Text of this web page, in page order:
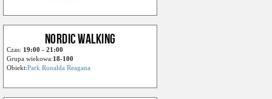
NORDIC WALKING
Czas: 19:00 - 21:00
Grupa wiekowa:18-100
Obiekt:Park Ronalda Reagana